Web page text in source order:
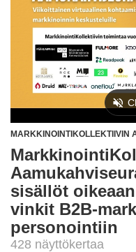
MARKKINOINTIKOLLEKTIIVIN
sisällöt
vinkit B2B-
personointiin
428 näyttökertaa